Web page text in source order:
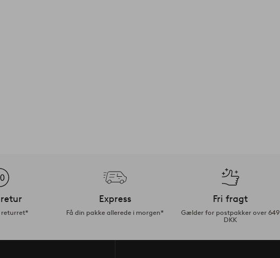
returret*
Express
Få din pakke allerede i morgen*
Fri fragt
Gælder for postpakker over 649
DKK